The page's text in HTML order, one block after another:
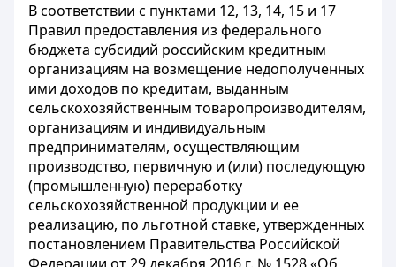
В соответствии с пунктами 12, 13, 14, 15 и 17
Правил предоставления из федерального
бюджета субсидий российским кредитным
организациям на возмещение недополученных
ими доходов по кредитам, выданным
сельскохозяйственным товаропроизводителям,
организациям и индивидуальным
предпринимателям, осуществляющим
производство, первичную и (или) последующую
(промышленную) переработку
сельскохозяйственной продукции и ее
реализацию, по льготной ставке, утвержденных
постановлением Правительства Российской